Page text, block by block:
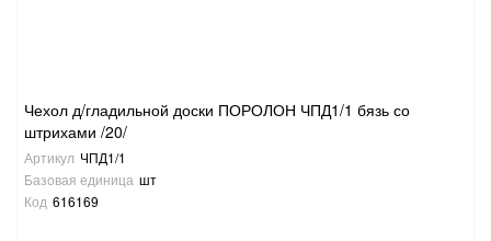
Чехол д/гладильной доски ПОРОЛОН ЧПД1/1 бязь со
штрихами /20/
Артикул ЧПД1/1
Базовая единица шт
Код 616169